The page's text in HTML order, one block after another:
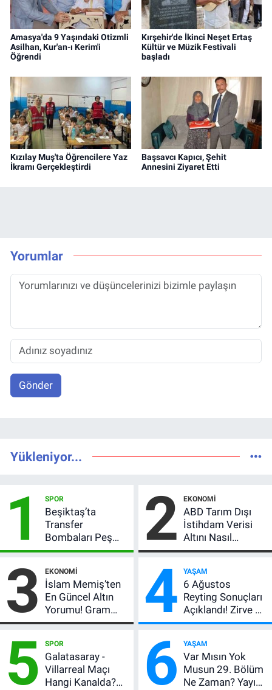
Amasya'da 9 Yaşındaki Otizmli
Asilhan, Kur'an-ı Kerim'i
Öğrendi
Kırşehir'de İkinci Neşet Ertaş
Kültür ve Müzik Festivali
başladı
Kızılay Muş'ta Öğrencilere Yaz
İkramı Gerçekleştirdi
Başsavcı Kapıcı, Şehit
Annesini Ziyaret Etti
Yorumlar
Gönder
Yükleniyor...
1 SPOR
Beşiktaş’ta
Transfer
Bombaları Peş
Peşe! Adalı
Açıkladı, 5 Yıldız
Daha Listede
2 EKONOMI
ABD Tarım Dışı
İstihdam Verisi
Altını Nasıl
Etkiler? Çok Basit
3 EKONOMI
İslam Memiş’ten
En Güncel Altın
Yorumu! Gram
Altın İçin 6.350 TL
Beklentisi
Değişmedi
4 YAŞAM
6 Ağustos
Reyting Sonuçları
Açıklandı! Zirve El
Değiştirdi:
MasterChef'i
Geride Bıraktı
5 SPOR
Galatasaray -
Villarreal Maçı
Hangi Kanalda?
6 YAŞAM
Var Mısın Yok
Musun 29. Bölüm
Ne Zaman? Yayın